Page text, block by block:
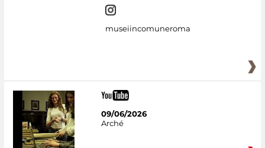
museiincomuneroma
09/06/2026
Arché